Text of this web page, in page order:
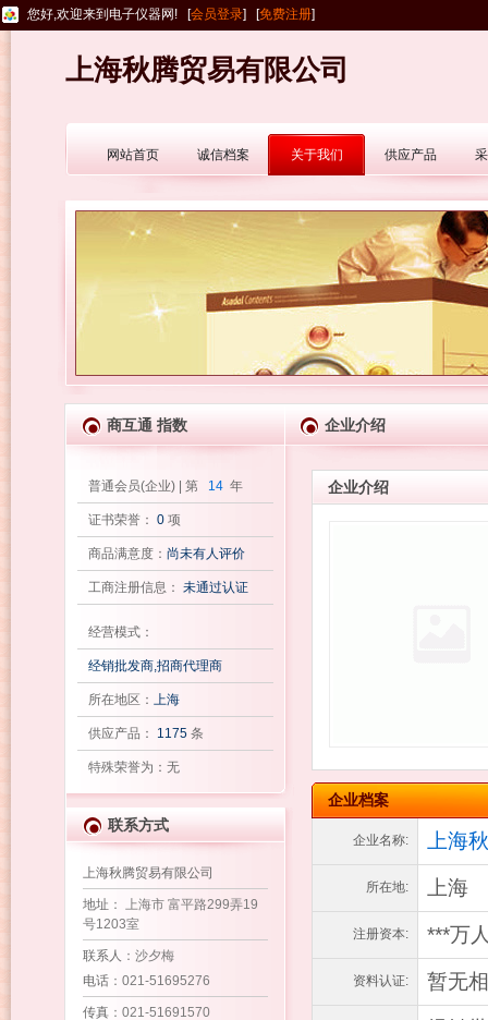
您好,欢迎来到电子仪器网! [会员登录] [免费注册]
上海秋腾贸易有限公司
网站首页 诚信档案 关于我们 供应产品
商互通 指数 企业介绍
普通会员(企业) | 第 14年
证书荣誉： 0项
商品满意度： 尚未有人评价
工商注册信息： 未通过认证
经营模式：
经销批发商,招商代理商
所在地区： 上海
供应产品： 1175条
特殊荣誉为：无
联系方式
上海秋腾贸易有限公司
地址 ： 上海市 富平路299弄19
号1203室
联系人 ：沙夕梅
电话：021-51695276
传真：021-51691570
企业介绍
企业档案
企业名称: 上海
所在地: 上海
注册资本: ***万
资料认证: 暂无